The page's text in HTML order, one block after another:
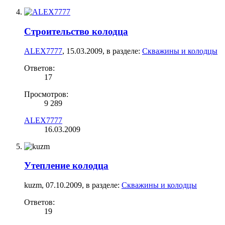
Строительство колодца
ALEX7777, 15.03.2009, в разделе: Скважины и колодцы
Ответов:
17
Просмотров:
9 289
ALEX7777
16.03.2009
Утепление колодца
kuzm, 07.10.2009, в разделе: Скважины и колодцы
Ответов:
19